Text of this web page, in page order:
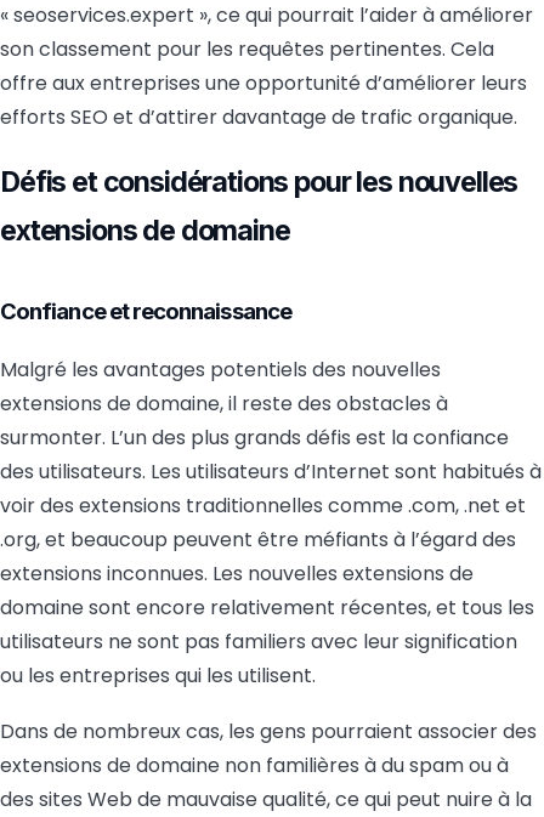
« seoservices.expert », ce qui pourrait l’aider à améliorer
son classement pour les requêtes pertinentes. Cela
offre aux entreprises une opportunité d’améliorer leurs
efforts SEO et d’attirer davantage de trafic organique.
Défis et considérations pour les nouvelles
extensions de domaine
Confiance et reconnaissance
Malgré les avantages potentiels des nouvelles
extensions de domaine, il reste des obstacles à
surmonter. L’un des plus grands défis est la confiance
des utilisateurs. Les utilisateurs d’Internet sont habitués à
voir des extensions traditionnelles comme .com, .net et
.org, et beaucoup peuvent être méfiants à l’égard des
extensions inconnues. Les nouvelles extensions de
domaine sont encore relativement récentes, et tous les
utilisateurs ne sont pas familiers avec leur signification
ou les entreprises qui les utilisent.
Dans de nombreux cas, les gens pourraient associer des
extensions de domaine non familières à du spam ou à
des sites Web de mauvaise qualité, ce qui peut nuire à la